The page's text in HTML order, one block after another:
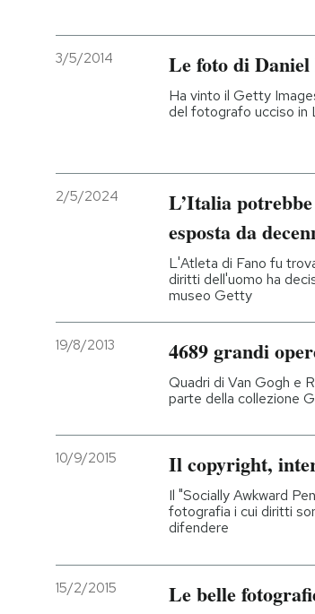
3/5/2014 Le foto di
Ha vinto il Getty
del fotografo ucciso in
2/5/2024
L’Italia
esposta da
L'Atleta di Fano fu
diritti dell'uomo ha
museo Getty
19/8/2013 4689 grandi
Quadri di Van Gogh e
parte della collezione
10/9/2015 Il copyright,
Il "Socially Awkward
fotografia i cui diritti
difendere
15/2/2015 Le belle